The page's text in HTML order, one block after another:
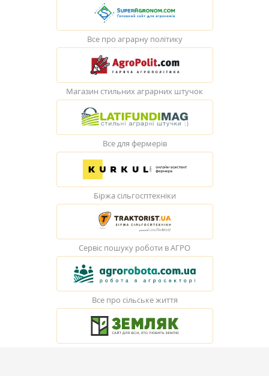
Все про аграрну політику
Магазин стильних аграрних штучок
Все для фермерів
Біржа сільгосптехніки
Сервіс пошуку роботи в АГРО
Все про сільське життя